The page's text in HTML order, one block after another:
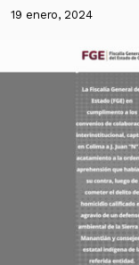
19 enero, 2024